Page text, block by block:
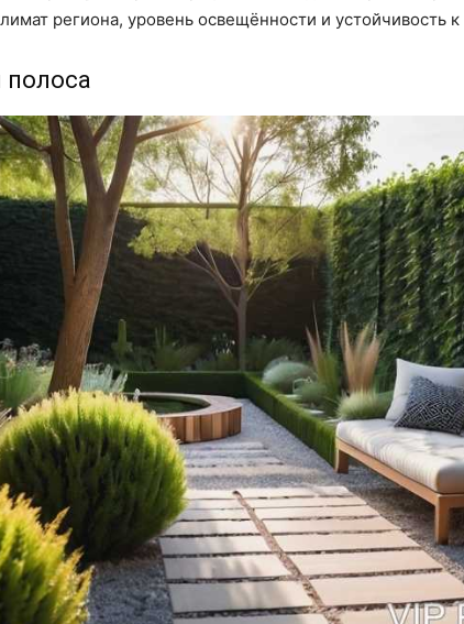
региона, уровень освещённости и устойчивость к
полоса